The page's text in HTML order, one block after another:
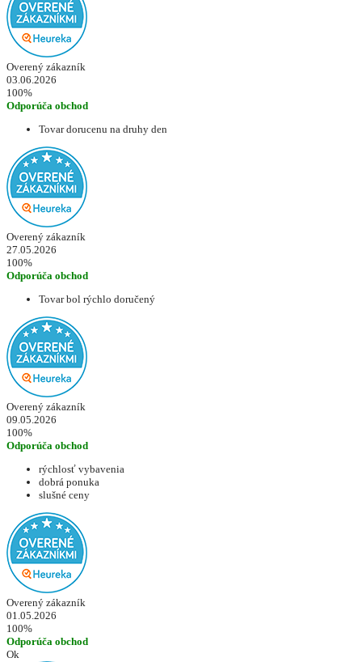
Overený zákazník
03.06.2026
100%
Odporúča obchod
Tovar dorucenu na druhy den
Overený zákazník
27.05.2026
100%
Odporúča obchod
Tovar bol rýchlo doručený
Overený zákazník
09.05.2026
100%
Odporúča obchod
rýchlosť vybavenia
dobrá ponuka
slušné ceny
Overený zákazník
01.05.2026
100%
Odporúča obchod
Ok